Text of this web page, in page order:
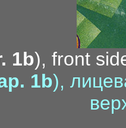
1b), front
1b),